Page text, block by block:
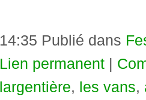
14:35 Publié dans
Lien permanent
largentière, les vans,